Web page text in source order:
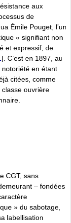
aux
de
Émile Pouget, l’un
« signifiant non
et expressif, de
] . C’est en 1897, au
notoriété en étant
citées, comme
ouvrière
CGT, sans
– fondées
» du sabotage,
labellisation